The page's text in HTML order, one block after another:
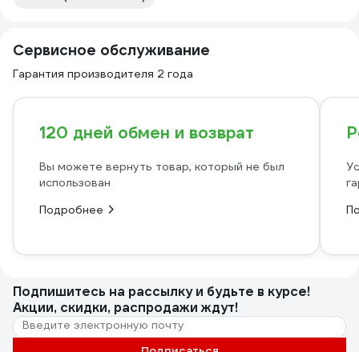
Сервисное обслуживание
Гарантия производителя 2 года
120 дней обмен и возврат
Вы можете вернуть товар, который не был
использован
Подробнее
Подпишитесь на рассылкуи будьте в курсе!
Акции, скидки, распродажи ждут!